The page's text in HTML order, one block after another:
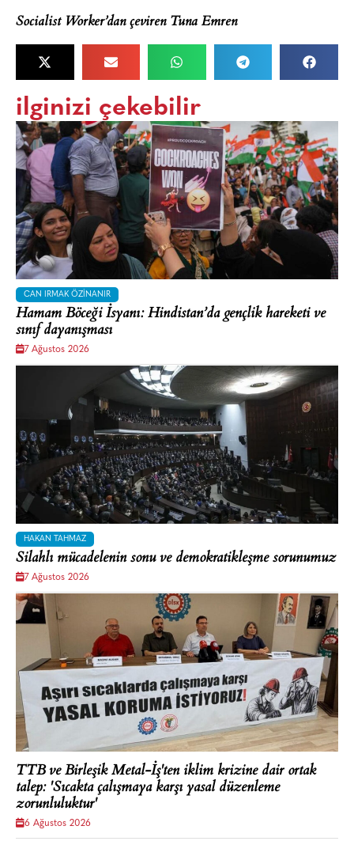
Socialist Worker’dan çeviren Tuna Emren
ilginizi çekebilir
CAN IRMAK ÖZINANIR
Hamam Böceği İsyanı: Hindistan’da gençlik hareketi ve
sınıf dayanışması
7 Ağustos 2026
HAKAN TAHMAZ
Silahlı mücadelenin sonu ve demokratikleşme sorunumuz
7 Ağustos 2026
TTB ve Birleşik Metal-İş'ten iklim krizine dair ortak
talep: 'Sıcakta çalışmaya karşı yasal düzenleme
zorunluluktur'
6 Ağustos 2026